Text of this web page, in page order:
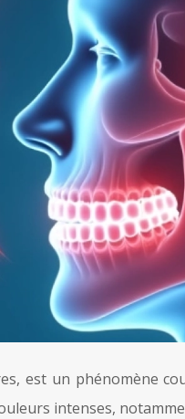
est un phénomène
intenses,